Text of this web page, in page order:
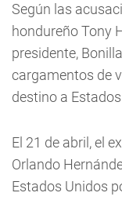
Según las
hondureño Tony
presidente,
cargamentos de
destino a
El 21 de abril, el
Orlando
Estados Unidos